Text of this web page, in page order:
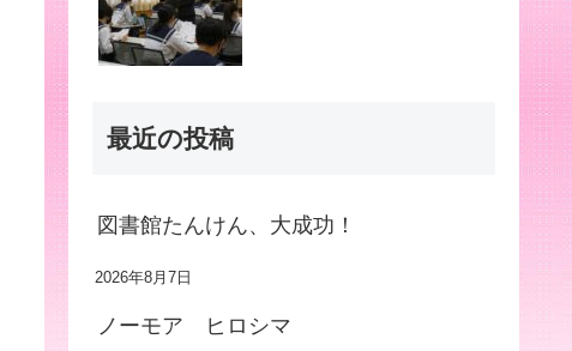
最近の投稿
図書館たんけん、大成功！
2026年8月7日
ノーモア ヒロシマ